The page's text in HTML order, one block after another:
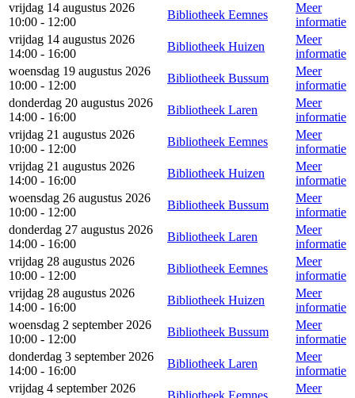
vrijdag 14 augustus 2026
10:00 - 12:00
Bibliotheek Eemnes
Meer
informatie
vrijdag 14 augustus 2026
14:00 - 16:00
Bibliotheek Huizen
Meer
informatie
woensdag 19 augustus 2026
10:00 - 12:00
Bibliotheek Bussum
Meer
informatie
donderdag 20 augustus 2026
14:00 - 16:00
Bibliotheek Laren
Meer
informatie
vrijdag 21 augustus 2026
10:00 - 12:00
Bibliotheek Eemnes
Meer
informatie
vrijdag 21 augustus 2026
14:00 - 16:00
Bibliotheek Huizen
Meer
informatie
woensdag 26 augustus 2026
10:00 - 12:00
Bibliotheek Bussum
Meer
informatie
donderdag 27 augustus 2026
14:00 - 16:00
Bibliotheek Laren
Meer
informatie
vrijdag 28 augustus 2026
10:00 - 12:00
Bibliotheek Eemnes
Meer
informatie
vrijdag 28 augustus 2026
14:00 - 16:00
Bibliotheek Huizen
Meer
informatie
woensdag 2 september 2026
10:00 - 12:00
Bibliotheek Bussum
Meer
informatie
donderdag 3 september 2026
14:00 - 16:00
Bibliotheek Laren
Meer
informatie
vrijdag 4 september 2026
Bibliotheek Eemnes
Meer